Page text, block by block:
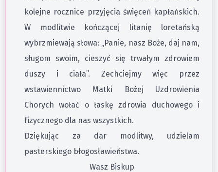
kolejne rocznice przyjęcia święceń kapłańskich.
W modlitwie kończącej litanię loretańską
wybrzmiewają słowa: „Panie, nasz Boże, daj nam,
sługom swoim, cieszyć się trwałym zdrowiem
duszy i ciała”. Zechciejmy więc przez
wstawiennictwo Matki Bożej Uzdrowienia
Chorych wołać o łaskę zdrowia duchowego i
fizycznego dla nas wszystkich.
Dziękując za dar modlitwy, udzielam
pasterskiego błogosławieństwa.
Wasz Biskup